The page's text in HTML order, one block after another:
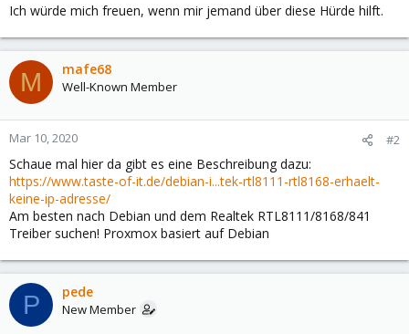
Ich würde mich freuen, wenn mir jemand über diese Hürde hilft.
M mafe68
Well-Known Member
Mar 10, 2020 #2
Schaue mal hier da gibt es eine Beschreibung dazu:
https://www.taste-of-it.de/debian-i...tek-rtl8111-rtl8168-erhaelt-
keine-ip-adresse/
Am besten nach Debian und dem Realtek RTL8111/8168/841
Treiber suchen! Proxmox basiert auf Debian
P pede
New Member